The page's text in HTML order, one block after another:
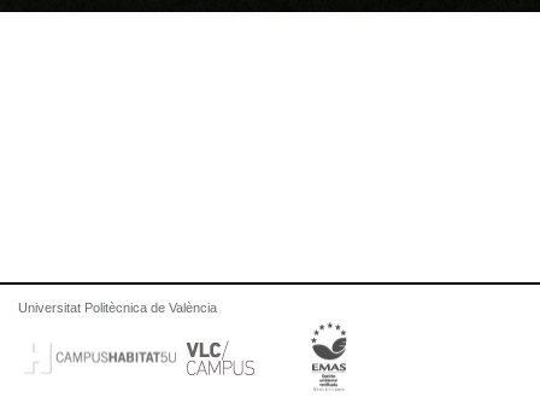
Universitat Politècnica de València